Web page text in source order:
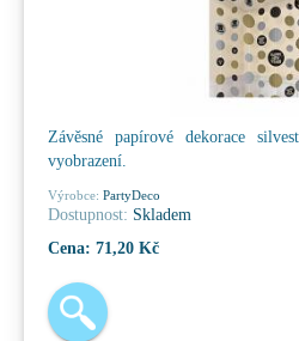
Závěsné papírové dekorace
vyobrazení.
Výrobce: PartyDeco
Dostupnost: Skladem
Cena: 71,20 Kč